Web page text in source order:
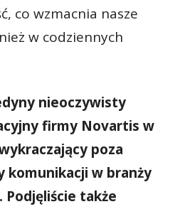
co wzmacnia nasze
w codziennych
nieoczywisty
firmy Novartis w
poza
komunikacji w branży
także